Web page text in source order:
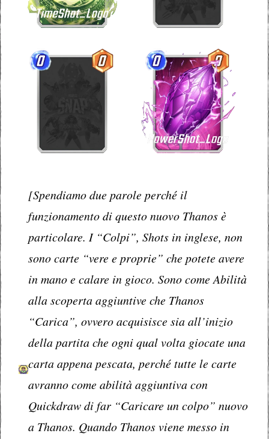
[Spendiamo due parole perché il
funzionamento di questo nuovo Thanos è
particolare. I “Colpi”, Shots in inglese, non
sono carte “vere e proprie” che potete avere
in mano e calare in gioco. Sono come Abilità
alla scoperta aggiuntive che Thanos
“Carica”, ovvero acquisisce sia all’inizio
della partita che ogni qual volta giocate una
carta appena pescata, perché tutte le carte
avranno come abilità aggiuntiva con
Quickdraw di far “Caricare un colpo” nuovo
a Thanos. Quando Thanos viene messo in